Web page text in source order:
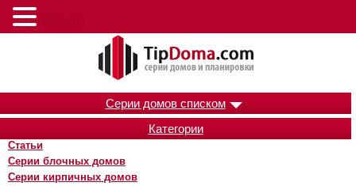
Серии домов списком
Категории
Статьи
Серии блочных домов
Серии кирпичных домов